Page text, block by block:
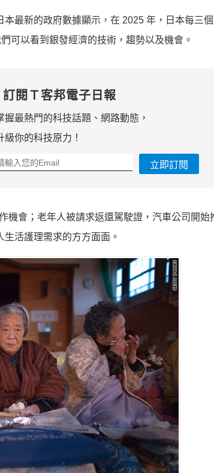
最新的政府數據顯示，在 2025 年，日本每三
可以看到銀發經濟的技術，趨勢以及機會。
訂閱Ｔ客邦電子日報
握最熱門的科技話題、網路動態，
級你的科技原力！
立即訂閱
機會；老年人被請求返還駕駛證，汽車公司開始
活護理需求的方方面面。